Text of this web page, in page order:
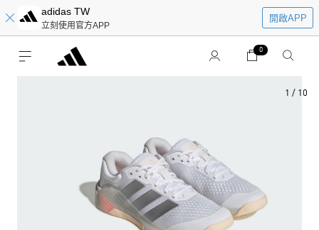
adidas TW
立刻使用官方APP
開啟APP
0
1 / 10